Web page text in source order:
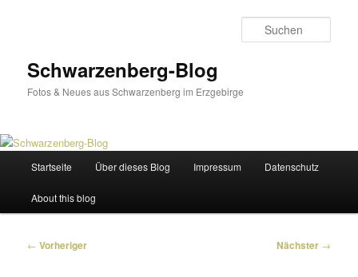
Schwarzenberg-Blog
Fotos & Neues aus Schwarzenberg im Erzgebirge
Startseite Über dieses Blog Impressum Datenschutz
About this blog
Beitragsnavigation
← Vorheriger Nächster →